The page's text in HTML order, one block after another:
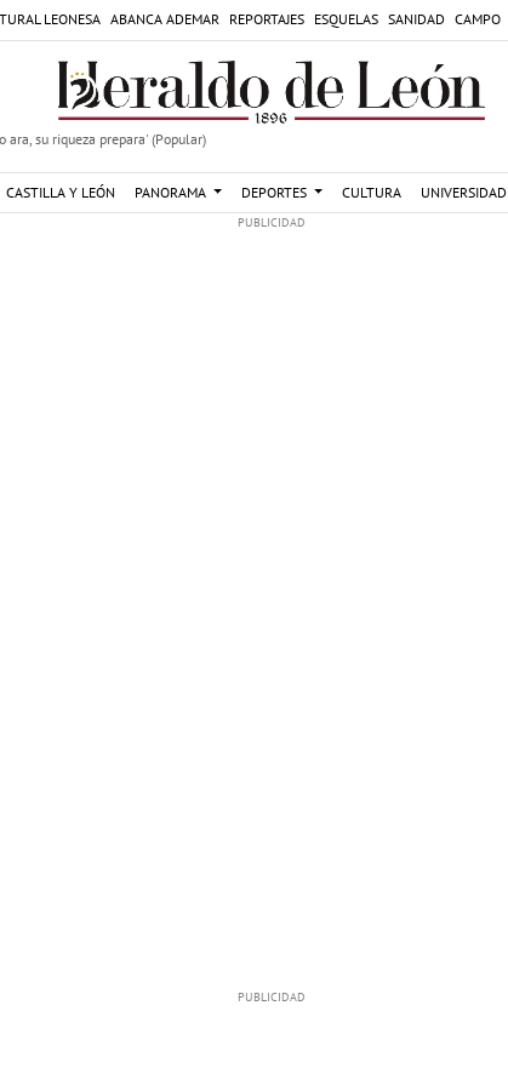
LEONESA ABANCA ADEMAR REPORTAJES ESQUELAS SANIDAD CAMPO
ara, su riqueza prepara' (Popular)
CASTILLA Y LEÓN PANORAMA DEPORTES CULTURA UNIVERSIDAD